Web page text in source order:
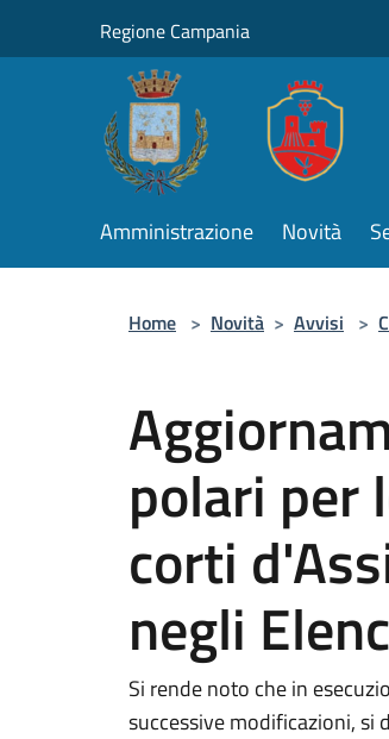
Regione Campania
Amministrazione Novità
Home > Novità > Avvisi >
polari per
corti
negli
Si rende noto che in
successive modificazioni, si